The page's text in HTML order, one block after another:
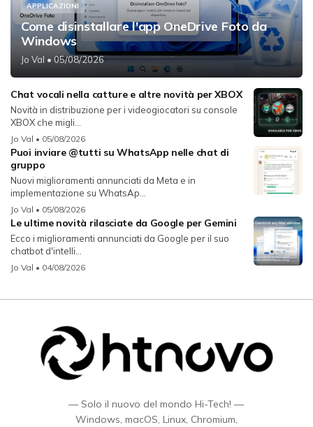
APPLICAZIONI
Come disinstallare l'app OneDrive Foto da
Windows
Jo Val • 05/08/2026
Chat vocali nella catture e altre novità per XBOX
Novità in distribuzione per i videogiocatori su console
XBOX che migli...
Jo Val • 05/08/2026
Puoi inviare @tutti su WhatsApp nelle chat di
gruppo
Nuovi miglioramenti annunciati da Meta e in
implementazione su WhatsAp...
Jo Val • 05/08/2026
Le ultime novità rilasciate da Google per Gemini
Ecco i miglioramenti annunciati da Google per il suo
chatbot d'intelli...
Jo Val • 04/08/2026
— Solo il nuovo del mondo Hi-Tech! —
Windows, macOS, Linux, Chromium,